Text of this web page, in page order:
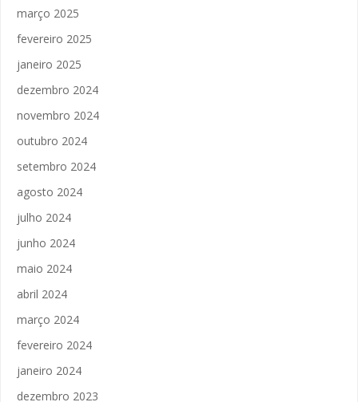
março 2025
fevereiro 2025
janeiro 2025
dezembro 2024
novembro 2024
outubro 2024
setembro 2024
agosto 2024
julho 2024
junho 2024
maio 2024
abril 2024
março 2024
fevereiro 2024
janeiro 2024
dezembro 2023